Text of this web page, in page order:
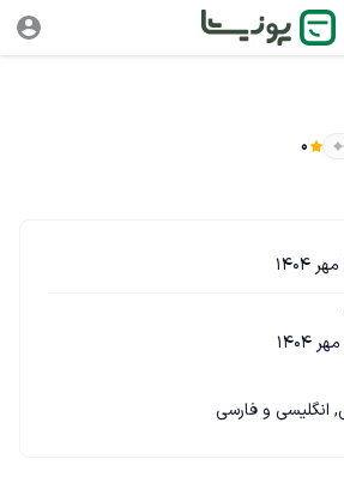
0
انگلیسی و فارسی